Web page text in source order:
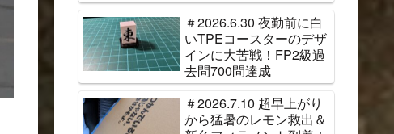
＃2026.6.30 夜勤前に白
いTPEコースターのデザ
インに大苦戦！FP2級過
去問700問達成
＃2026.7.10 超早上がり
から猛暑のレモン救出＆